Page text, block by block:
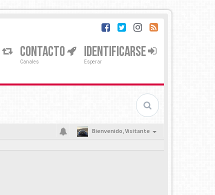
CONTACTO
Canales
IDENTIFICARSE
Esperar
Bienvenido,Visitante